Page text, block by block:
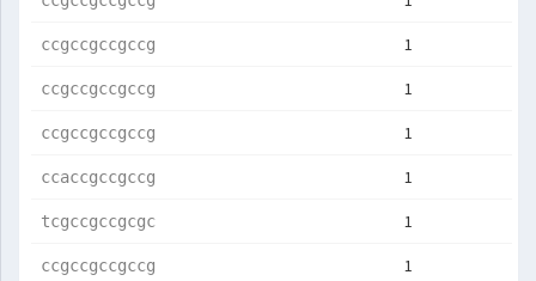
ccgccgccgccg 1
ccgccgccgccg 1
ccgccgccgccg 1
ccaccgccgccg 1
tcgccgccgcgc 1
ccgccgccgccg 1